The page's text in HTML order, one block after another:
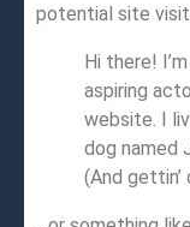
potential site
Hi there!
aspiring
website. I
dog named
(And gettin’